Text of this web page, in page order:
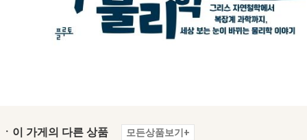
ㆍ이 가게의 다른 상품 모든상품보기+